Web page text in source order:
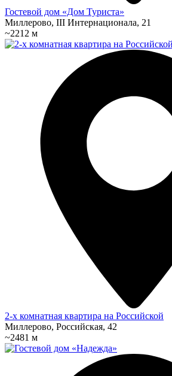
Гостевой дом «Дом Туриста»
Миллерово, III Интернационала, 21
~2212 м
2-х комнатная квартира на Российской
Миллерово, Российская, 42
~2481 м